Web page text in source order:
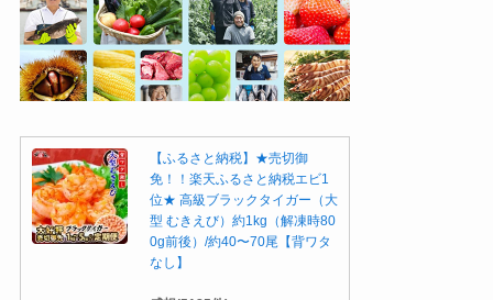
【ふるさと納税】★売切御
免！！楽天ふるさと納税エビ1
位★ 高級ブラックタイガー（大
型 むきえび）約1kg（解凍時80
0g前後）/約40〜70尾【背ワタ
なし】